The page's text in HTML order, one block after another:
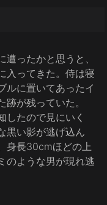
遭ったかと思うと、
入ってきた。侍は寝
ルに置いてあったイ
が残っていた。
したので見にいく
黒い影が逃げ込ん
身長30cmほどの上
のような男が現れ逃